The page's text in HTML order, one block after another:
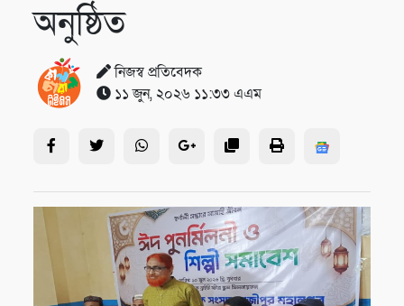
অনুষ্ঠিত
নিজস্ব প্রতিবেদক
১১ জুন, ২০২৬ ১১:৩৩ এএম